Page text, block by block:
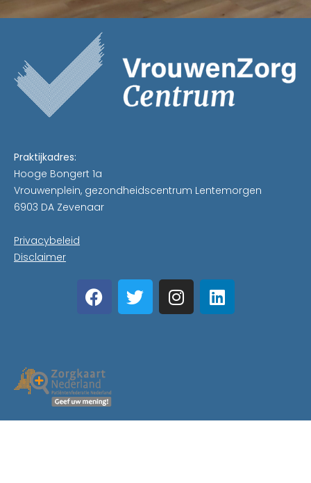
Praktijkadres:
Hooge Bongert 1a
Vrouwenplein, gezondheidscentrum Lentemorgen
6903 DA Zevenaar
Privacybeleid
Disclaimer